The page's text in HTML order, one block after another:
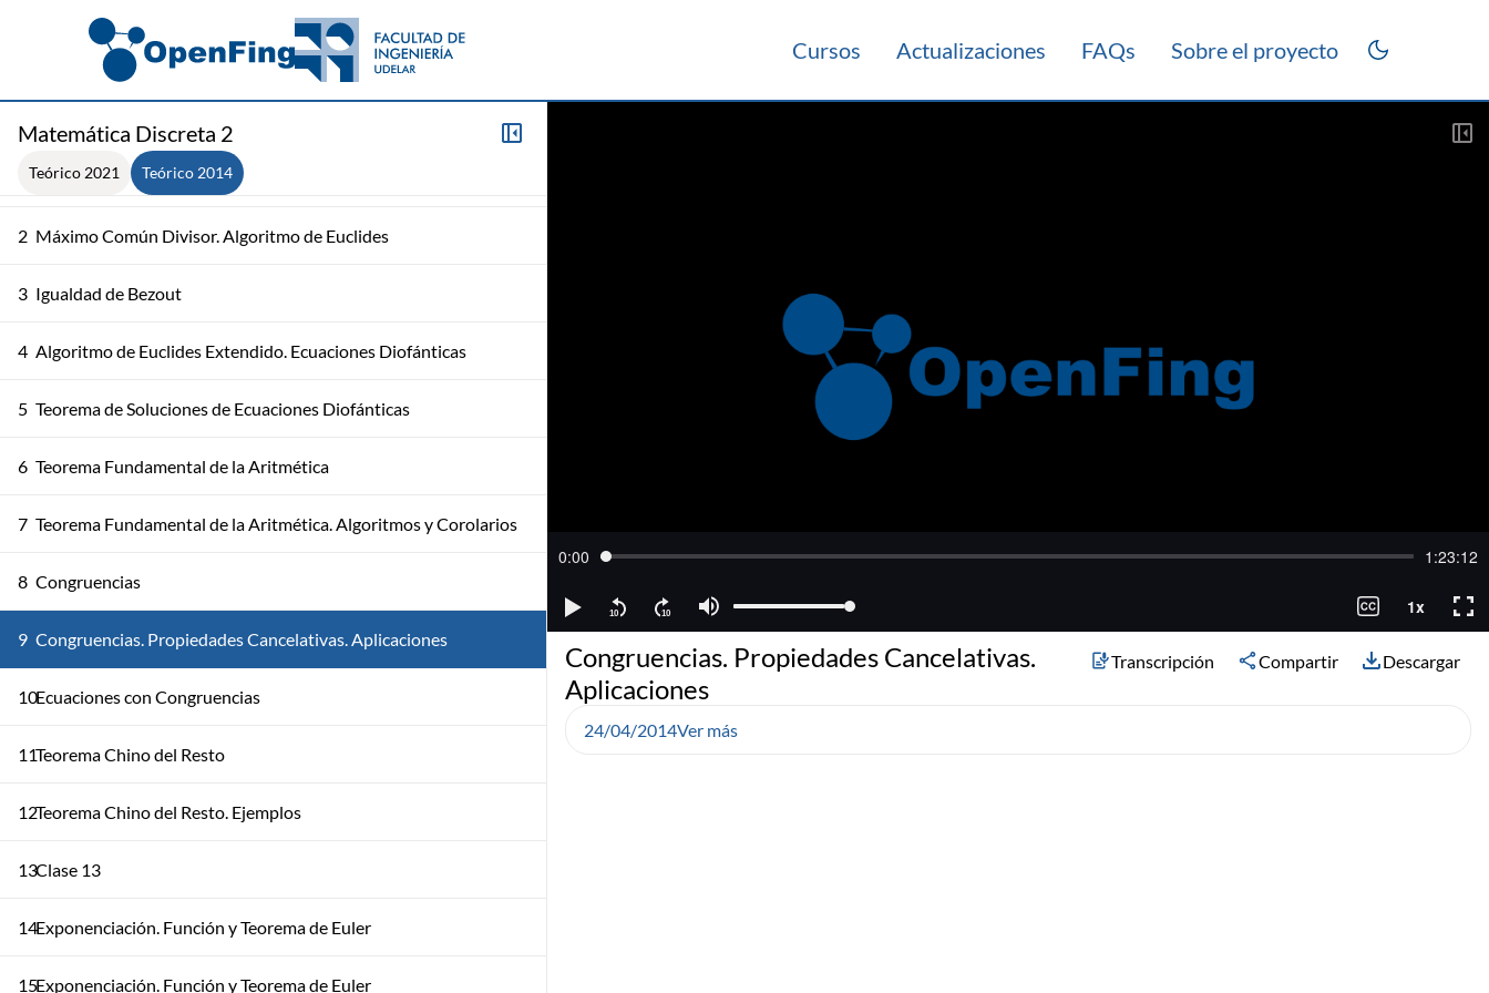
Cursos Actualizaciones FAQs Sobre el proyecto
Matemática Discreta 2
Teórico 2021 Teórico 2014
Teorema de División Entera
2 Máximo Común Divisor. Algoritmo de Euclides
3 Igualdad de Bezout
4 Algoritmo de Euclides Extendido. Ecuaciones Diofánticas
5 Teorema de Soluciones de Ecuaciones Diofánticas
6 Teorema Fundamental de la Aritmética
7 Teorema Fundamental de la Aritmética. Algoritmos y Corolarios
8 Congruencias
9 Congruencias. Propiedades Cancelativas. Aplicaciones
10Ecuaciones con Congruencias
11Teorema Chino del Resto
12Teorema Chino del Resto. Ejemplos
13Clase 13
14Exponenciación. Función y Teorema de Euler
15Exponenciación. Función y Teorema de Euler
Congruencias. Propiedades Cancelativas.
Aplicaciones
Transcripción Compartir Descargar
24/04/2014Ver más